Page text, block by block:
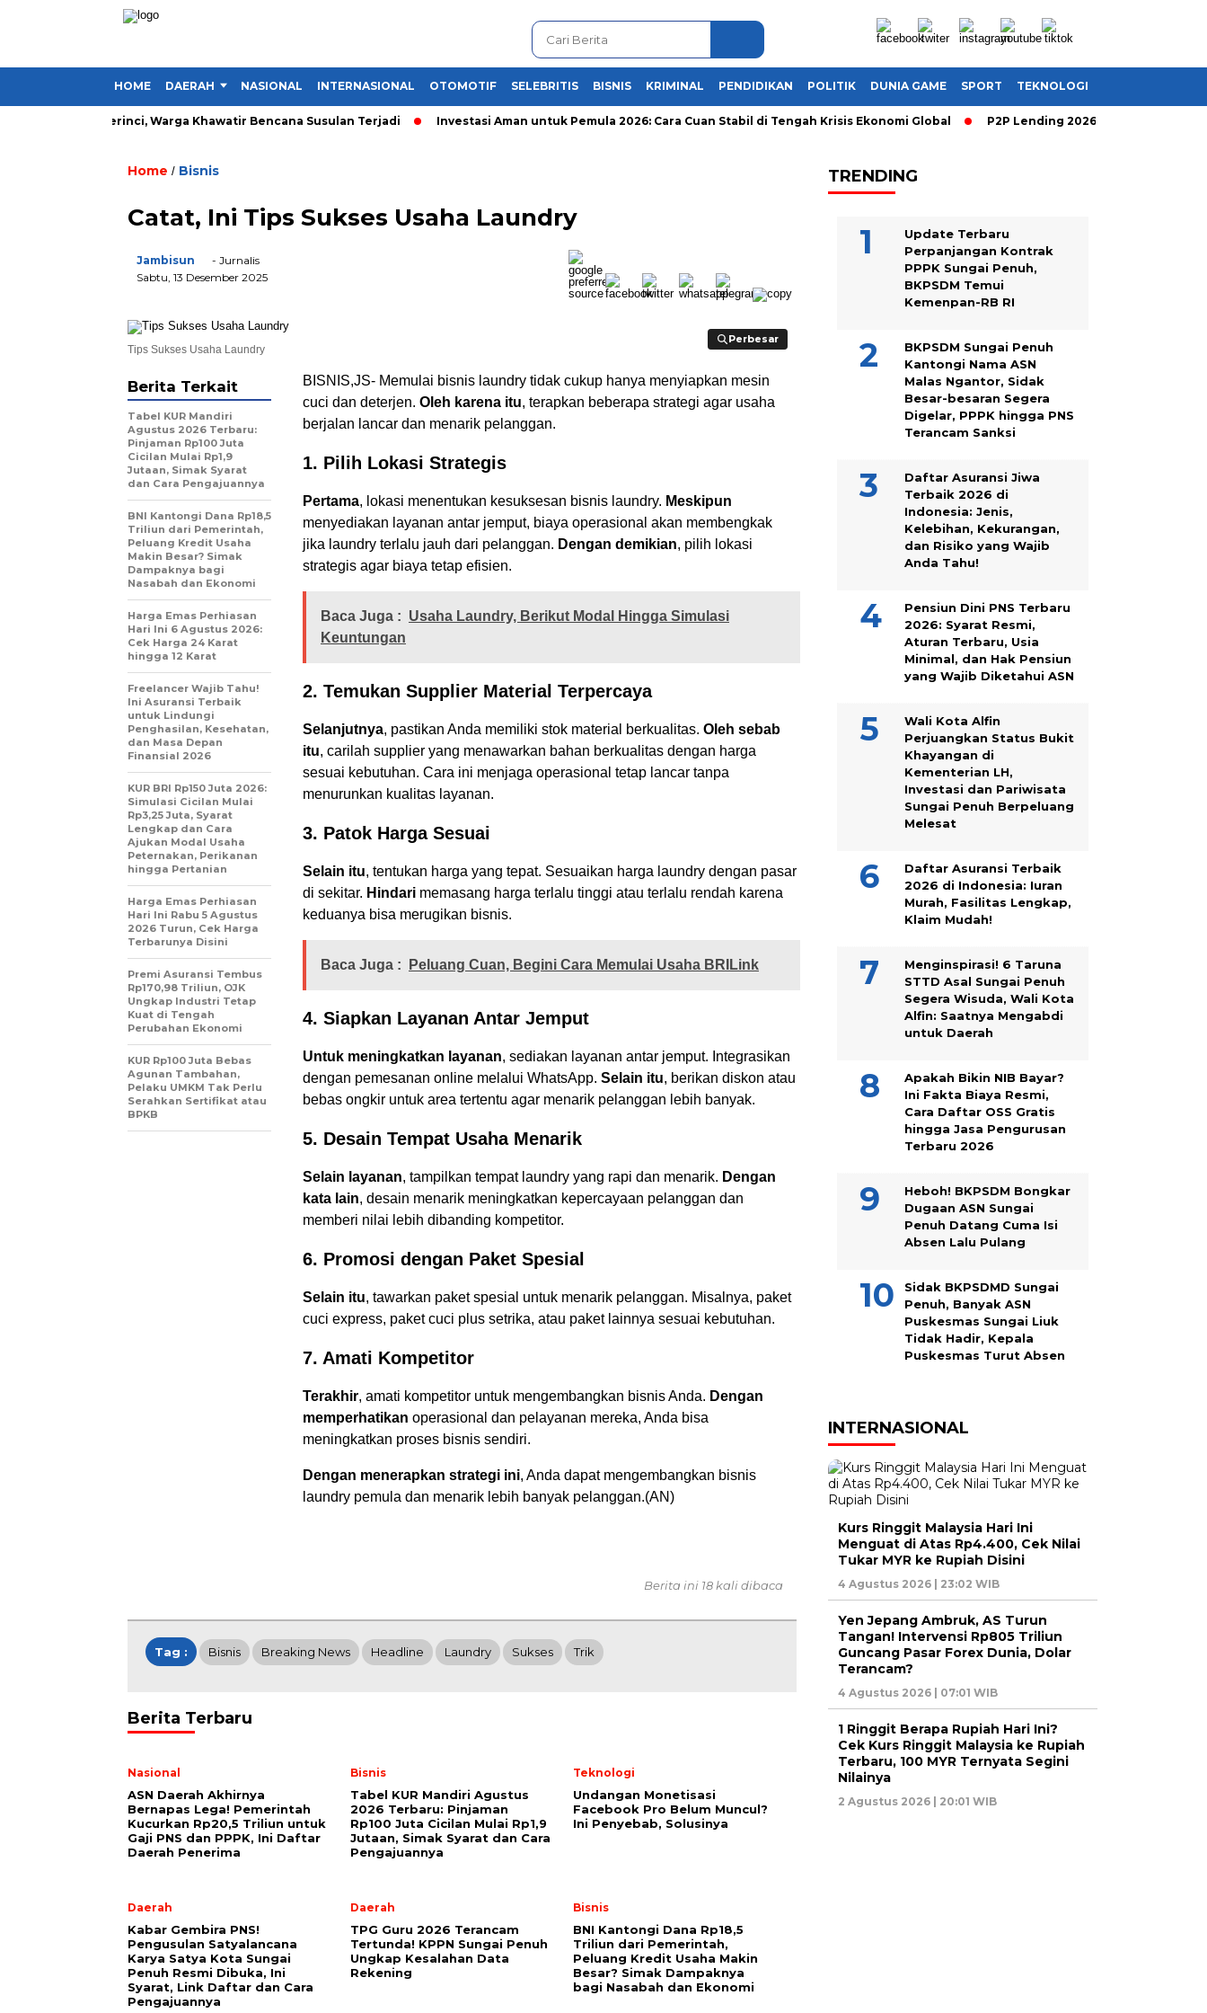
HOME DAERAH NASIONAL INTERNASIONAL OTOMOTIF SELEBRITIS BISNIS KRIMINAL PENDIDIKAN POLITIK DUNIA GAME SPORT TEKNOLOGI
Desa di Kerinci, Warga Khawatir Bencana Susulan Terjadi Investasi Aman untuk Pemula 2026: Cara Cuan Stabil di Tengah Krisis Ekonomi Global P2P Lending 2026: Cara Cerdas
Home / Bisnis
Catat, Ini Tips Sukses Usaha Laundry
Jambisun
- Jurnalis
Sabtu, 13 Desember 2025
Perbesar
Perbesar
Tips Sukses Usaha Laundry
BISNIS,JS- Memulai bisnis laundry tidak cukup hanya menyiapkan mesin
cuci dan deterjen. Oleh karena itu, terapkan beberapa strategi agar usaha
berjalan lancar dan menarik pelanggan.
1. Pilih Lokasi Strategis
Pertama, lokasi menentukan kesuksesan bisnis laundry. Meskipun
menyediakan layanan antar jemput, biaya operasional akan membengkak
jika laundry terlalu jauh dari pelanggan. Dengan demikian, pilih lokasi
strategis agar biaya tetap efisien.
Baca Juga : Usaha Laundry, Berikut Modal Hingga Simulasi
Keuntungan
2. Temukan Supplier Material Terpercaya
Selanjutnya, pastikan Anda memiliki stok material berkualitas. Oleh sebab
itu, carilah supplier yang menawarkan bahan berkualitas dengan harga
sesuai kebutuhan. Cara ini menjaga operasional tetap lancar tanpa
menurunkan kualitas layanan.
3. Patok Harga Sesuai
Selain itu, tentukan harga yang tepat. Sesuaikan harga laundry dengan pasar
di sekitar. Hindari memasang harga terlalu tinggi atau terlalu rendah karena
keduanya bisa merugikan bisnis.
Baca Juga : Peluang Cuan, Begini Cara Memulai Usaha BRILink
4. Siapkan Layanan Antar Jemput
Untuk meningkatkan layanan, sediakan layanan antar jemput. Integrasikan
dengan pemesanan online melalui WhatsApp. Selain itu, berikan diskon atau
bebas ongkir untuk area tertentu agar menarik pelanggan lebih banyak.
5. Desain Tempat Usaha Menarik
Selain layanan, tampilkan tempat laundry yang rapi dan menarik. Dengan
kata lain, desain menarik meningkatkan kepercayaan pelanggan dan
memberi nilai lebih dibanding kompetitor.
6. Promosi dengan Paket Spesial
Selain itu, tawarkan paket spesial untuk menarik pelanggan. Misalnya, paket
cuci express, paket cuci plus setrika, atau paket lainnya sesuai kebutuhan.
7. Amati Kompetitor
Terakhir, amati kompetitor untuk mengembangkan bisnis Anda. Dengan
memperhatikan operasional dan pelayanan mereka, Anda bisa
meningkatkan proses bisnis sendiri.
Dengan menerapkan strategi ini, Anda dapat mengembangkan bisnis
laundry pemula dan menarik lebih banyak pelanggan.(AN)
Berita Terkait
Tabel KUR Mandiri
Agustus 2026 Terbaru:
Pinjaman Rp100 Juta
Cicilan Mulai Rp1,9
Jutaan, Simak Syarat
dan Cara Pengajuannya
BNI Kantongi Dana Rp18,5
Triliun dari Pemerintah,
Peluang Kredit Usaha
Makin Besar? Simak
Dampaknya bagi
Nasabah dan Ekonomi
Harga Emas Perhiasan
Hari Ini 6 Agustus 2026:
Cek Harga 24 Karat
hingga 12 Karat
Freelancer Wajib Tahu!
Ini Asuransi Terbaik
untuk Lindungi
Penghasilan, Kesehatan,
dan Masa Depan
Finansial 2026
KUR BRI Rp150 Juta 2026:
Simulasi Cicilan Mulai
Rp3,25 Juta, Syarat
Lengkap dan Cara
Ajukan Modal Usaha
Peternakan, Perikanan
hingga Pertanian
Harga Emas Perhiasan
Hari Ini Rabu 5 Agustus
2026 Turun, Cek Harga
Terbarunya Disini
Premi Asuransi Tembus
Rp170,98 Triliun, OJK
Ungkap Industri Tetap
Kuat di Tengah
Perubahan Ekonomi
KUR Rp100 Juta Bebas
Agunan Tambahan,
Pelaku UMKM Tak Perlu
Serahkan Sertifikat atau
BPKB
Berita ini 18 kali dibaca
Tag : Bisnis Breaking News Headline Laundry Sukses Trik
Berita Terbaru
Nasional
ASN Daerah Akhirnya
Bernapas Lega! Pemerintah
Kucurkan Rp20,5 Triliun untuk
Gaji PNS dan PPPK, Ini Daftar
Daerah Penerima
Bisnis
Tabel KUR Mandiri Agustus
2026 Terbaru: Pinjaman
Rp100 Juta Cicilan Mulai Rp1,9
Jutaan, Simak Syarat dan Cara
Pengajuannya
Teknologi
Undangan Monetisasi
Facebook Pro Belum Muncul?
Ini Penyebab, Solusinya
Daerah
Kabar Gembira PNS!
Pengusulan Satyalancana
Karya Satya Kota Sungai
Penuh Resmi Dibuka, Ini
Syarat, Link Daftar dan Cara
Pengajuannya
Daerah
TPG Guru 2026 Terancam
Tertunda! KPPN Sungai Penuh
Ungkap Kesalahan Data
Rekening
Bisnis
BNI Kantongi Dana Rp18,5
Triliun dari Pemerintah,
Peluang Kredit Usaha Makin
Besar? Simak Dampaknya
bagi Nasabah dan Ekonomi
TRENDING
Update Terbaru
Perpanjangan Kontrak
PPPK Sungai Penuh,
BKPSDM Temui
Kemenpan-RB RI
BKPSDM Sungai Penuh
Kantongi Nama ASN
Malas Ngantor, Sidak
Besar-besaran Segera
Digelar, PPPK hingga PNS
Terancam Sanksi
Daftar Asuransi Jiwa
Terbaik 2026 di
Indonesia: Jenis,
Kelebihan, Kekurangan,
dan Risiko yang Wajib
Anda Tahu!
Pensiun Dini PNS Terbaru
2026: Syarat Resmi,
Aturan Terbaru, Usia
Minimal, dan Hak Pensiun
yang Wajib Diketahui ASN
Wali Kota Alfin
Perjuangkan Status Bukit
Khayangan di
Kementerian LH,
Investasi dan Pariwisata
Sungai Penuh Berpeluang
Melesat
Daftar Asuransi Terbaik
2026 di Indonesia: Iuran
Murah, Fasilitas Lengkap,
Klaim Mudah!
Menginspirasi! 6 Taruna
STTD Asal Sungai Penuh
Segera Wisuda, Wali Kota
Alfin: Saatnya Mengabdi
untuk Daerah
Apakah Bikin NIB Bayar?
Ini Fakta Biaya Resmi,
Cara Daftar OSS Gratis
hingga Jasa Pengurusan
Terbaru 2026
Heboh! BKPSDM Bongkar
Dugaan ASN Sungai
Penuh Datang Cuma Isi
Absen Lalu Pulang
Sidak BKPSDMD Sungai
Penuh, Banyak ASN
Puskesmas Sungai Liuk
Tidak Hadir, Kepala
Puskesmas Turut Absen
INTERNASIONAL
Kurs Ringgit Malaysia Hari Ini
Menguat di Atas Rp4.400, Cek Nilai
Tukar MYR ke Rupiah Disini
4 Agustus 2026 | 23:02 WIB
Yen Jepang Ambruk, AS Turun
Tangan! Intervensi Rp805 Triliun
Guncang Pasar Forex Dunia, Dolar
Terancam?
4 Agustus 2026 | 07:01 WIB
1 Ringgit Berapa Rupiah Hari Ini?
Cek Kurs Ringgit Malaysia ke Rupiah
Terbaru, 100 MYR Ternyata Segini
Nilainya
2 Agustus 2026 | 20:01 WIB